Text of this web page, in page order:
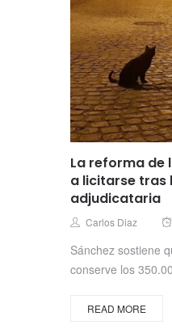
La reforma de
a licitarse tras
adjudicataria
Author
Carlos Diaz
Sánchez sostiene
conserve los
READ MORE